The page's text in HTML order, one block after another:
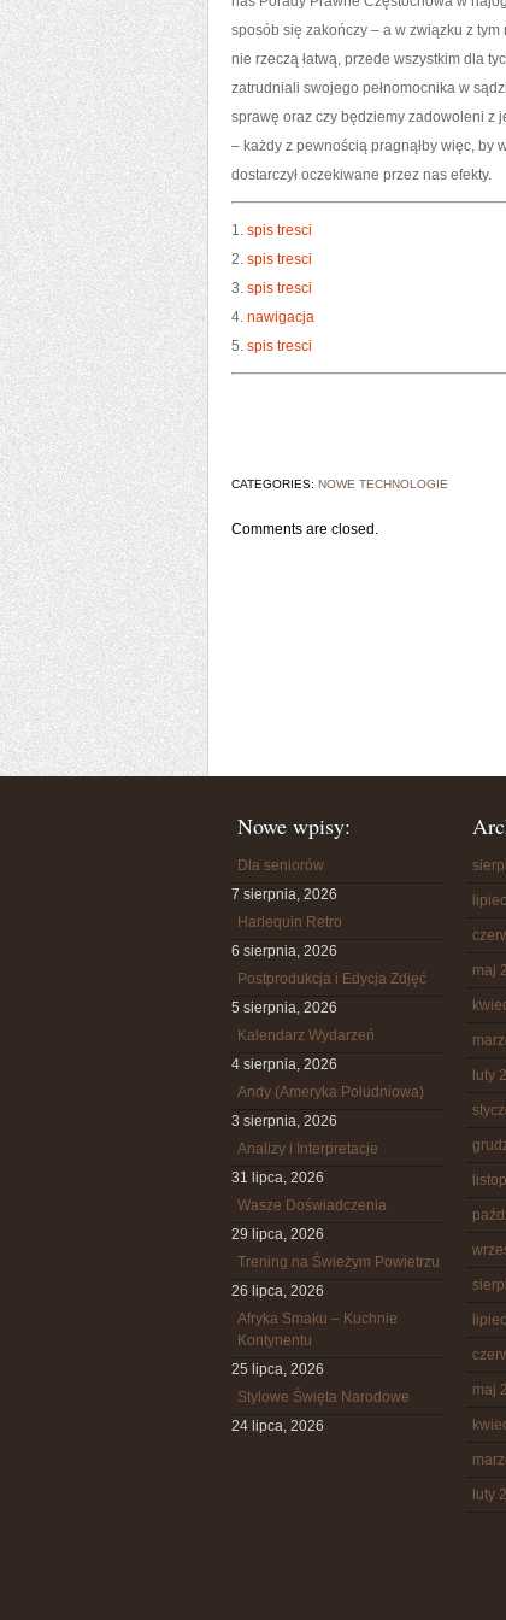
sposób się zakończy – a w związku z
nie rzeczą łatwą, przede wszystkim dla
zatrudniali swojego pełnomocnika w
sprawę oraz czy będziemy zadowoleni z
– każdy z pewnością pragnąłby więc, by
dostarczył oczekiwane przez nas efekty.
1. spis tresci
2. spis tresci
3. spis tresci
4. nawigacja
5. spis tresci
CATEGORIES: NOWE TECHNOLOGIE
Comments are closed.
Nowe wpisy:
Dla seniorów
7 sierpnia, 2026
Harlequin Retro
6 sierpnia, 2026
Postprodukcja i Edycja Zdjęć
5 sierpnia, 2026
Kalendarz Wydarzeń
4 sierpnia, 2026
Andy (Ameryka Południowa)
3 sierpnia, 2026
Analizy i Interpretacje
31 lipca, 2026
Wasze Doświadczenia
29 lipca, 2026
Trening na Świeżym Powietrzu
26 lipca, 2026
Afryka Smaku – Kuchnie
Kontynentu
25 lipca, 2026
Stylowe Święta Narodowe
24 lipca, 2026
maj
luty
maj
luty